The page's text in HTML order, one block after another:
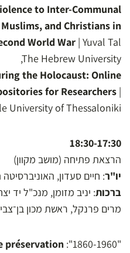
to Inter-Communal
and Christians in
World War | Yuval Tal
,The Hebrew University
the Holocaust: Online
for Researchers |
University of Thessaloniki
18:30-17:30
הרצאת פתיחה (מושב מקוון)
יו"ר: חיים סעדון, האוניברסיטה
ברכות: יניב מזומן, מנכ"ל יד
מרים פרנקל, ראשת מכון בן־צבי
"1860-1960":
préservation